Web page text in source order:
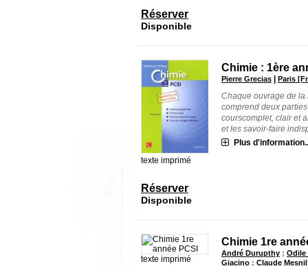
Réserver
Disponible
texte imprimé
Chimie : 1ère
Pierre Grecias |Paris
Chaque ouvrage de
comprend deux
courscomplet, clair et
et les savoir-faire
Plus
Réserver
Disponible
texte imprimé
Chimie 1re
André Durupthy ;Odile
Giacino ;Claude Mesnil